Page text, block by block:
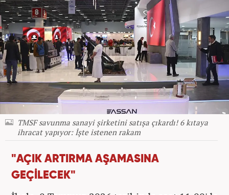
TMSF savunma sanayi şirketini satışa çıkardı! 6 kıtaya
ihracat yapıyor: İşte istenen rakam
"AÇIK ARTIRMA AŞAMASINA
GEÇİLECEK"